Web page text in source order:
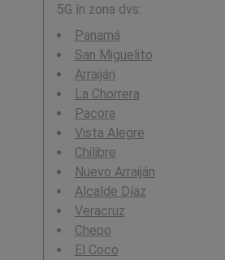
5G în zona dvs:
Panamá
San Miguelito
Arraiján
La Chorrera
Pacora
Vista Alegre
Chilibre
Nuevo Arraiján
Alcalde Díaz
Veracruz
Chepo
El Coco